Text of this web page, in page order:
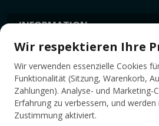
INFORMATION
TAGS
Wir respektieren Ihre
Wir verwenden essenzielle Cookies
Funktionalität (Sitzung, Warenkorb,
Zahlungen). Analyse- und Marketing-
Erfahrung zu verbessern, und
Zustimmung aktiviert.